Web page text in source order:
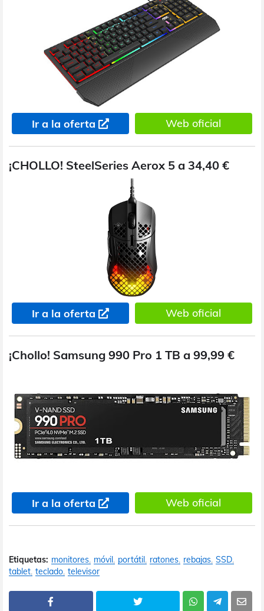
Ir a la oferta Web oficial
¡CHOLLO! SteelSeries Aerox 5 a 34,40 €
Ir a la oferta Web oficial
¡Chollo! Samsung 990 Pro 1 TB a 99,99 €
Ir a la oferta Web oficial
Etiquetas: monitores móvil portátil ratones rebajas SSD
tablet teclado televisor